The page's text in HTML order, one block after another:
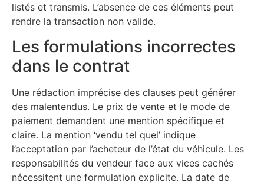
listés et transmis. L’absence de ces éléments peut
rendre la transaction non valide.
Les formulations incorrectes
dans le contrat
Une rédaction imprécise des clauses peut générer
des malentendus. Le prix de vente et le mode de
paiement demandent une mention spécifique et
claire. La mention ‘vendu tel quel’ indique
l’acceptation par l’acheteur de l’état du véhicule. Les
responsabilités du vendeur face aux vices cachés
nécessitent une formulation explicite. La date de